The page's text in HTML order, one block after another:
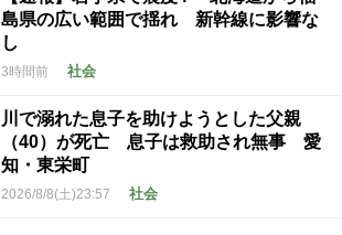
島県の広い範囲で揺れ 新幹線に影響な
し
3時間前 社会
川で溺れた息子を助けようとした父親
（40）が死亡 息子は救助され無事 愛
知・東栄町
2026/8/8(土)23:57 社会